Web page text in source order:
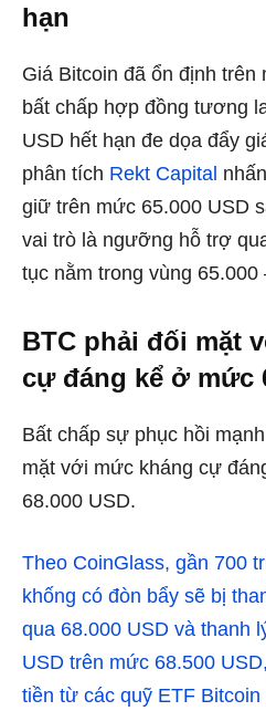
hạn
Giá Bitcoin đã ổn định
bất chấp hợp đồng tương
USD hết hạn đe dọa đẩy
phân tích Rekt Capital
giữ trên mức 65.000 USD
vai trò là ngưỡng hỗ trợ
tục nằm trong vùng 65.000
BTC phải đối mặt
cự đáng kể ở mức
Bất chấp sự phục hồi
mặt với mức kháng cự
68.000 USD.
Theo CoinGlass, gần 700
khống có đòn bẩy sẽ bị
qua 68.000 USD và thanh
USD trên mức 68.500
tiền từ các quỹ ETF